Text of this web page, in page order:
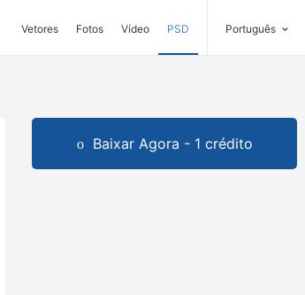
Vetores Fotos Vídeo PSD Português
Baixar Agora - 1 crédito